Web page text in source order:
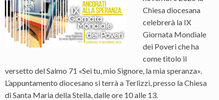
Chiesa diocesana
celebrerà la IX
Giornata Mondiale
dei Poveri che ha
come titolo il
versetto del Salmo 71 «Sei tu, mio Signore, la mia speranza».
L’appuntamento diocesano si terrà a Terlizzi, presso la Chiesa
di Santa Maria della Stella, dalle ore 10 alle 13.